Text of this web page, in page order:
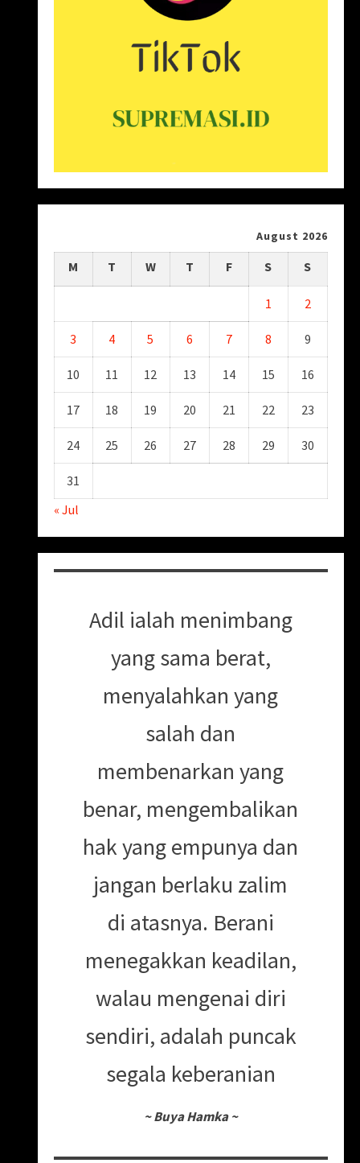
August 2026
M T W T F S S
1 2
3 4 5 6 7 8 9
10 11 12 13 14 15 16
17 18 19 20 21 22 23
24 25 26 27 28 29 30
31
« Jul
Adil ialah menimbang
yang sama berat,
menyalahkan yang
salah dan
membenarkan yang
benar, mengembalikan
hak yang empunya dan
jangan berlaku zalim
di atasnya. Berani
menegakkan keadilan,
walau mengenai diri
sendiri, adalah puncak
segala keberanian
~Buya Hamka ~